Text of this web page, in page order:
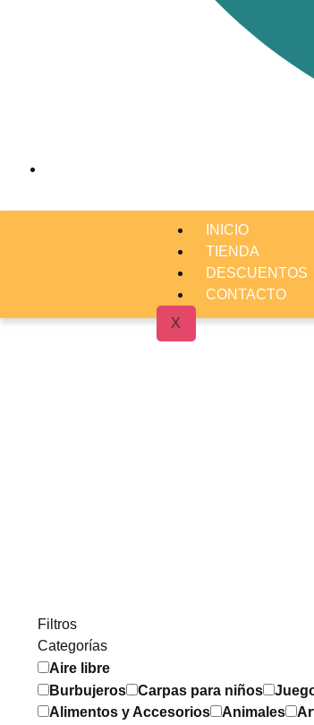
INICIO
TIENDA
DESCUENTOS
CONTACTO
X
Filtros
Categorías
Aire libre
Burbujeros
Carpas para niños
Alimentos y Accesorios
Animales